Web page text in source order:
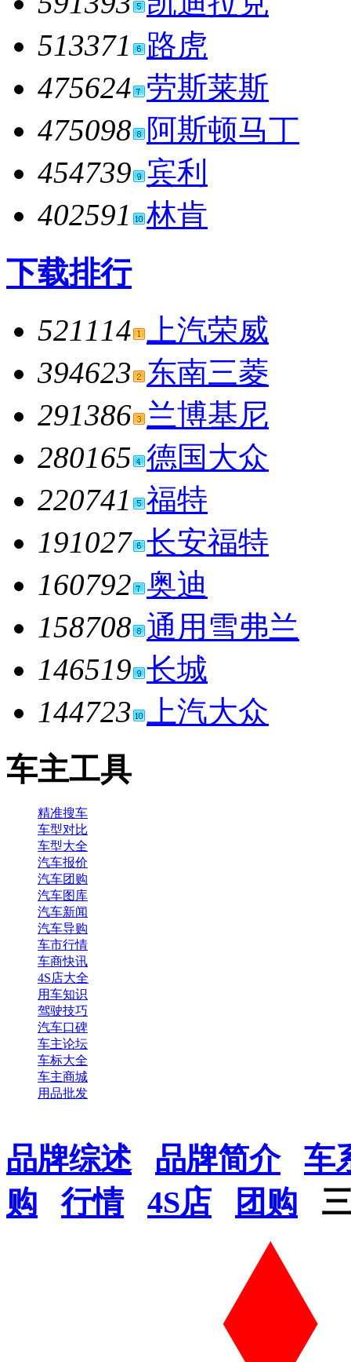
513371
路虎
475624 劳斯莱斯
475098 阿斯顿马丁
454739 宾利
402591 林肯
下载排行
521114
上汽荣威
394623 东南三菱
291386 兰博基尼
280165 德国大众
220741 福特
191027 长安福特
160792 奥迪
158708 通用雪弗兰
146519 长城
144723
上汽大众
车主工具
精准搜车
车型对比
车型大全
汽车报价
汽车团购
汽车图库
汽车新闻
汽车导购
车市行情
车商快讯
4S店大全
用车知识
驾驶技巧
汽车口碑
车主论坛
车标大全
车主商城
用品批发
品牌综述 品牌简介
车
购
行情 4S店 团购